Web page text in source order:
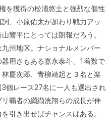
を獲得の松浦悠士と強烈な個性
、小原佑太が加わり戦力アッ
響平にとっては朗報だろう。
州地区。ナショナルメンバー
用さもある嘉永泰斗、1着数で
慶次郎、青柳靖起と３名と楽
個レース27名に一人も選出され
覇者の纐纈洸翔らの成長が伸
引き出せばチャンスはある。